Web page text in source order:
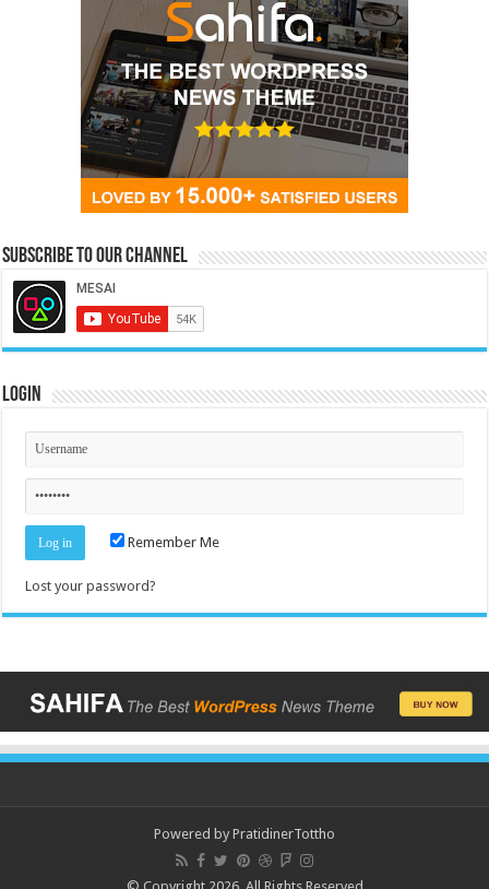
Subscribe to our Channel
Login
Remember Me
Lost your password?
Powered by PratidinerTottho